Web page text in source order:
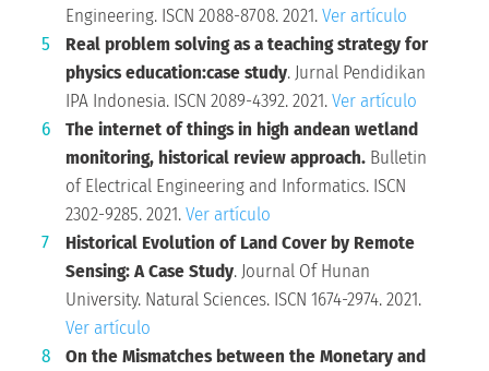
Engineering. ISCN 2088-8708. 2021.Ver artículo
Real problem solving as a teaching strategy for
physics education:case study. Jurnal Pendidikan
IPA Indonesia. ISCN 2089-4392. 2021.Ver artículo
The internet of things in high andean wetland
monitoring, historical review approach. Bulletin
of Electrical Engineering and Informatics. ISCN
2302-9285. 2021.Ver artículo
Historical Evolution of Land Cover by Remote
Sensing: A Case Study. Journal Of Hunan
University. Natural Sciences. ISCN 1674-2974. 2021.
Ver artículo
On the Mismatches between the Monetary and